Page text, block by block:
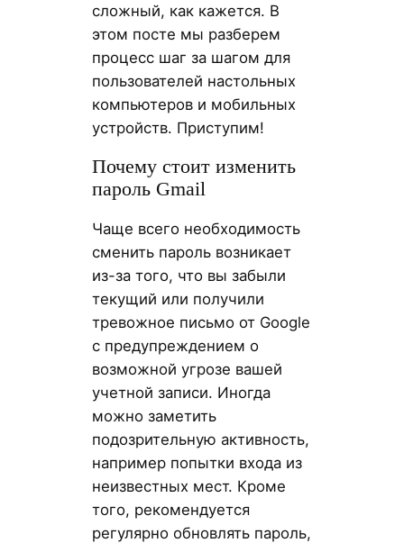
сложный, как кажется. В
этом посте мы разберем
процесс шаг за шагом для
пользователей настольных
компьютеров и мобильных
устройств. Приступим!
Почему стоит изменить
пароль Gmail
Чаще всего необходимость
сменить пароль возникает
из-за того, что вы забыли
текущий или получили
тревожное письмо от Google
с предупреждением о
возможной угрозе вашей
учетной записи. Иногда
можно заметить
подозрительную активность,
например попытки входа из
неизвестных мест. Кроме
того, рекомендуется
регулярно обновлять пароль,